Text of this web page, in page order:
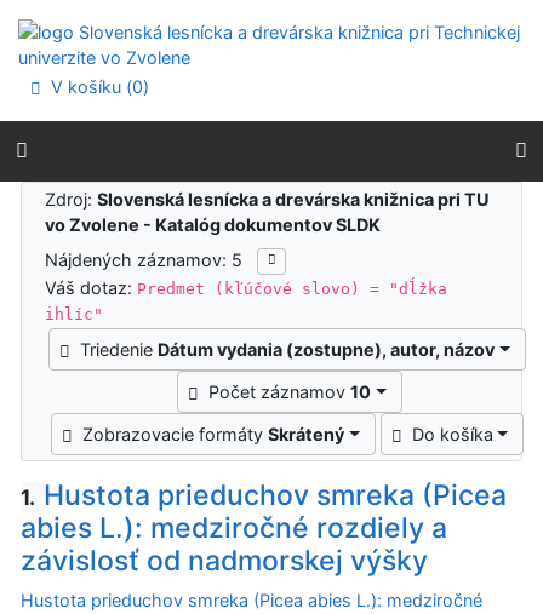
Prejsť na menu
Prehlásenie o webovej prístupnosti
V košíku (0)
Výsledky vyhľadávania
Zdroj:Slovenská lesnícka a drevárska knižnica pri TU
vo Zvolene - Katalóg dokumentov SLDK
Nájdených záznamov: 5
Váš dotaz: Predmet (kľúčové slovo) = "dĺžka
ihlíc"
Triedenie Dátum vydania (zostupne), autor, názov
Počet záznamov10
Zobrazovacie formátySkrátený Do košíka
1. Hustota prieduchov smreka (Picea
abies L.): medziročné rozdiely a
závislosť od nadmorskej výšky
Hustota prieduchov smreka (Picea abies L.): medziročné